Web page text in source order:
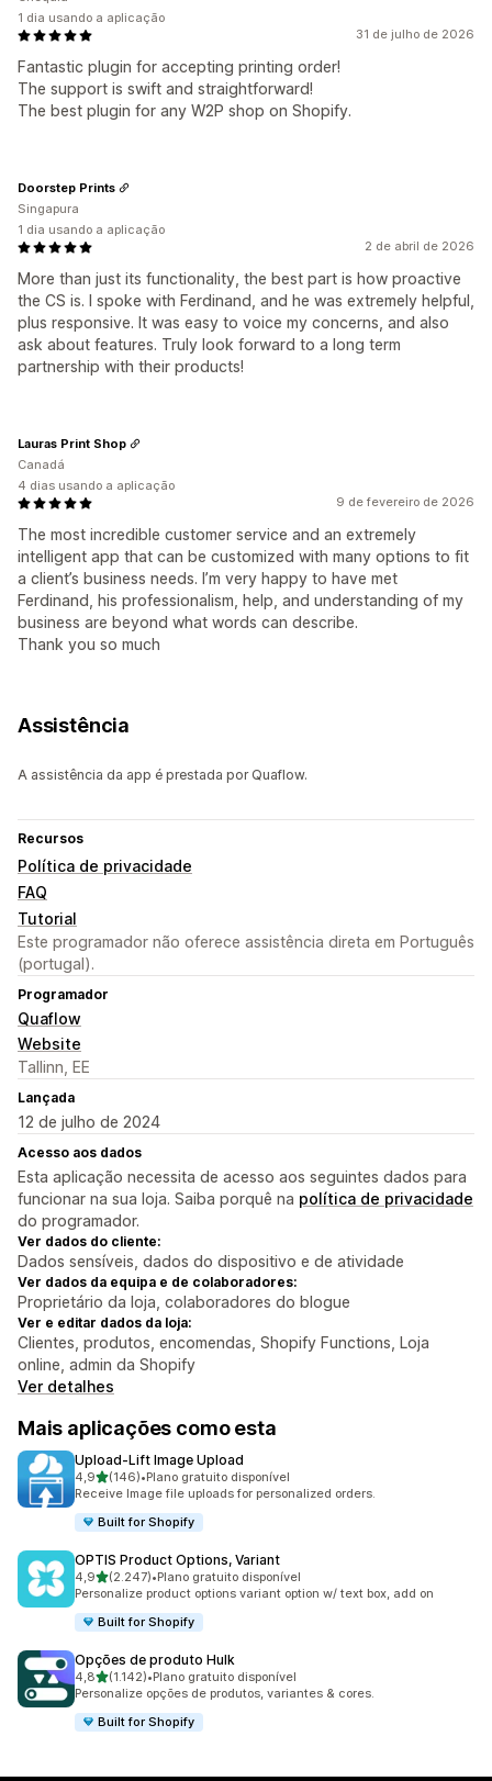
31 de julho de 2026
Fantastic plugin for accepting printing order!
The support is swift and straightforward!
The best plugin for any W2P shop on Shopify.
1 dia usando a aplicação
2 de abril de 2026
More than just its functionality, the best part is how proactive
the CS is. I spoke with Ferdinand, and he was extremely helpful,
plus responsive. It was easy to voice my concerns, and also
ask about features. Truly look forward to a long term
partnership with their products!
Doorstep Prints
Singapura
1 dia usando a aplicação
9 de fevereiro de 2026
The most incredible customer service and an extremely
intelligent app that can be customized with many options to fit
a client’s business needs. I’m very happy to have met
Ferdinand, his professionalism, help, and understanding of my
business are beyond what words can describe.
Thank you so much
Lauras Print Shop
Canadá
4 dias usando a aplicação
Assistência
A assistência da app é prestada por Quaflow.
Recursos
Política de privacidade
FAQ
Tutorial
Este programador não oferece assistência direta em Português
(portugal).
Programador
Quaflow
Website
Tallinn, EE
Lançada
12 de julho de 2024
Acesso aos dados
Esta aplicação necessita de acesso aos seguintes dados para
funcionar na sua loja. Saiba porquê na política de privacidade
do programador.
Ver dados do cliente:
Dados sensíveis, dados do dispositivo e de atividade
Ver dados da equipa e de colaboradores:
Proprietário da loja, colaboradores do blogue
Ver e editar dados da loja:
Clientes, produtos, encomendas, Shopify Functions, Loja
online, admin da Shopify
Ver detalhes
Mais aplicações como esta
Upload‑Lift Image Upload
4,9de 5 estrelas
(146)
146 total de avaliações
•Plano gratuito disponível
Receive Image file uploads for personalized orders.
Built for Shopify
OPTIS Product Options, Variant
4,9de 5 estrelas
(2.247)
2247 total de avaliações
•Plano gratuito disponível
Personalize product options variant option w/ text box, add on
Built for Shopify
Opções de produto Hulk
4,8de 5 estrelas
(1.142)
1142 total de avaliações
•Plano gratuito disponível
Personalize opções de produtos, variantes & cores.
Built for Shopify